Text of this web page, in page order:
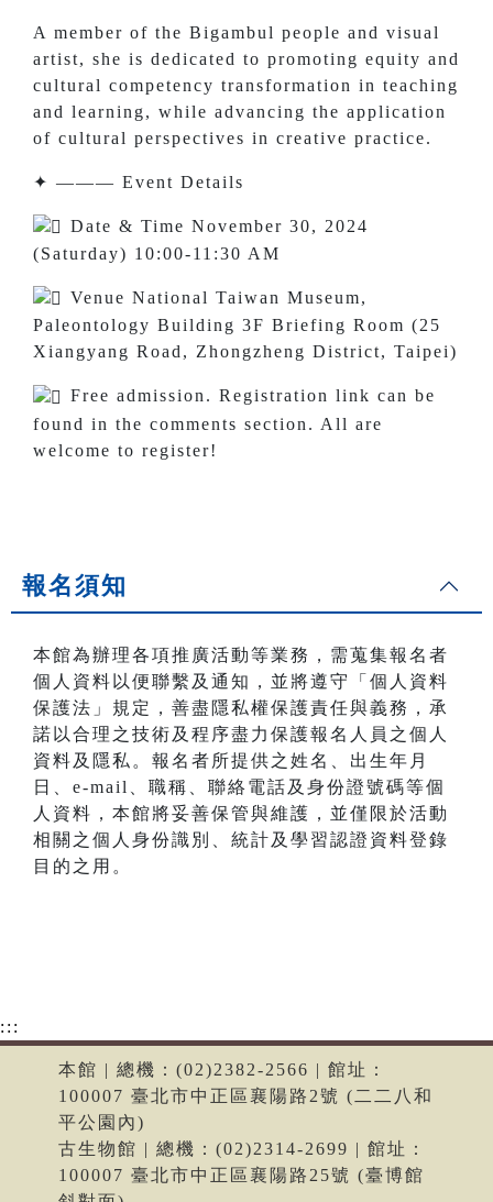
A member of the Bigambul people and visual
artist, she is dedicated to promoting equity and
cultural competency transformation in teaching
and learning, while advancing the application
of cultural perspectives in creative practice.
✦ ——— Event Details
Date & Time November 30, 2024
(Saturday) 10:00-11:30 AM
Venue National Taiwan Museum,
Paleontology Building 3F Briefing Room (25
Xiangyang Road, Zhongzheng District, Taipei)
Free admission. Registration link can be
found in the comments section. All are
welcome to register!
報名須知
本館為辦理各項推廣活動等業務，需蒐集報名者
個人資料以便聯繫及通知，並將遵守「個人資料
保護法」規定，善盡隱私權保護責任與義務，承
諾以合理之技術及程序盡力保護報名人員之個人
資料及隱私。報名者所提供之姓名、出生年月
日、e-mail、職稱、聯絡電話及身份證號碼等個
人資料，本館將妥善保管與維護，並僅限於活動
相關之個人身份識別、統計及學習認證資料登錄
目的之用。
:::
本館 | 總機：(02)2382-2566 | 館址：
100007 臺北市中正區襄陽路2號 (二二八和
平公園內)
古生物館 | 總機：(02)2314-2699 | 館址：
100007 臺北市中正區襄陽路25號 (臺博館